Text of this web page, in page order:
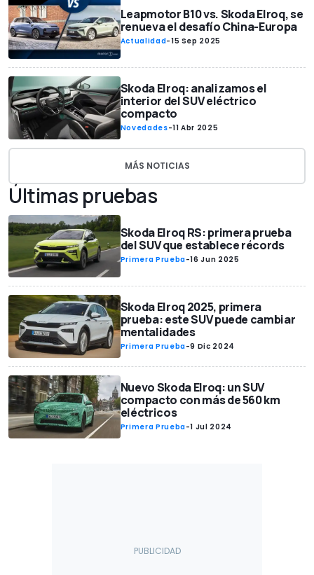
Leapmotor B10 vs. Skoda Elroq, se
renueva el desafío China-Europa
Actualidad-15 Sep 2025
Skoda Elroq: analizamos el
interior del SUV eléctrico
compacto
Novedades-11 Abr 2025
MÁS NOTICIAS
Últimas pruebas
Skoda Elroq RS: primera prueba
del SUV que establece récords
Primera Prueba-16 Jun 2025
Skoda Elroq 2025, primera
prueba: este SUV puede cambiar
mentalidades
Primera Prueba-9 Dic 2024
Nuevo Skoda Elroq: un SUV
compacto con más de 560 km
eléctricos
Primera Prueba-1 Jul 2024